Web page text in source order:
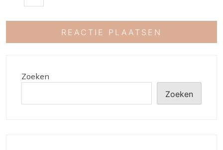
Zoeken
Zoeken